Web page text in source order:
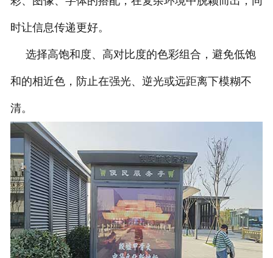
时让信息传递更好。
选择高饱和度、高对比度的色彩组合，避免低饱
和的相近色，防止在强光、逆光或远距离下模糊不
清。